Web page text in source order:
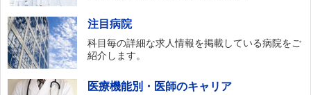
注目病院
科目毎の詳細な求人情報を掲載している病院をご
紹介します。
医療機能別・医師のキャリア